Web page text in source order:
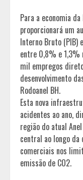
Para a economia
proporcionará um
Interno Bruto (PIB)
entre 0,8% e 1,3%
mil empregos
desenvolvimento
Rodoanel BH.
Esta nova
acidentes ao ano,
região do atual
central ao longo da
comerciais nos
emissão de CO2.